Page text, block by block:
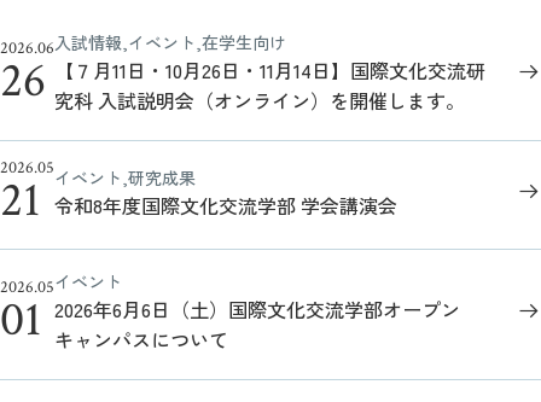
2026.06
26
入試情報,イベント,在学生向け
【７月11日・10月26日・11月14日】国際文化交流研
究科 入試説明会（オンライン）を開催します。
2026.05
21 イベント,研究成果
令和8年度国際文化交流学部 学会講演会
2026.05
01
イベント
2026年6月6日（土）国際文化交流学部オープン
キャンパスについて